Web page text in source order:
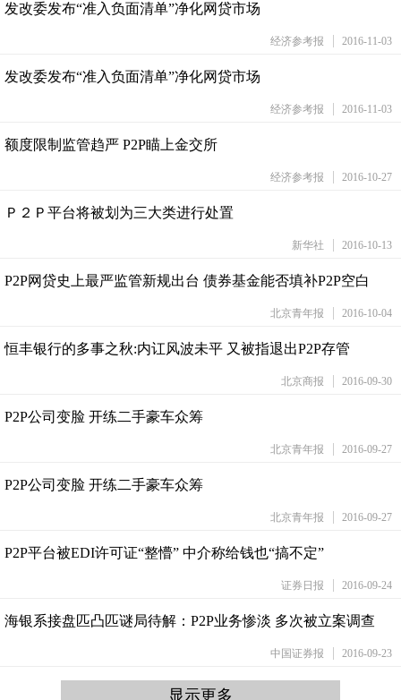
发改委发布“准入负面清单”净化网贷市场
经济参考报 2016-11-03
发改委发布“准入负面清单”净化网贷市场
经济参考报 2016-11-03
额度限制监管趋严 P2P瞄上金交所
经济参考报 2016-10-27
Ｐ２Ｐ平台将被划为三大类进行处置
新华社 2016-10-13
P2P网贷史上最严监管新规出台 债券基金能否填补P2P空白
北京青年报 2016-10-04
恒丰银行的多事之秋:内讧风波未平 又被指退出P2P存管
北京商报 2016-09-30
P2P公司变脸 开练二手豪车众筹
北京青年报 2016-09-27
P2P公司变脸 开练二手豪车众筹
北京青年报 2016-09-27
P2P平台被EDI许可证“整懵” 中介称给钱也“搞不定”
证券日报 2016-09-24
海银系接盘匹凸匹谜局待解：P2P业务惨淡 多次被立案调查
中国证券报 2016-09-23
显示更多